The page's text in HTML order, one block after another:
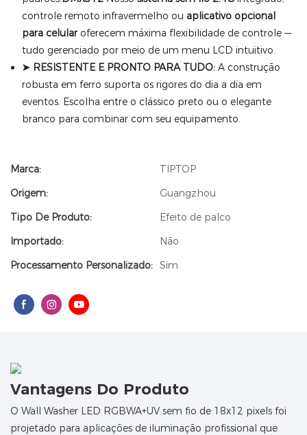
controle remoto infravermelho ou aplicativo opcional
para celularoferecem máxima flexibilidade de controle —
tudo gerenciado por meio de um menu LCD intuitivo.
➤ RESISTENTE E PRONTO PARA TUDO:A construção
robusta em ferro suporta os rigores do dia a dia em
eventos. Escolha entre o clássico preto ou o elegante
branco para combinar com seu equipamento.
Marca:
TIPTOP
Origem:
Guangzhou
Tipo De Produto:
Efeito de palco
Importado:
Não
Processamento Personalizado: Sim
Vantagens Do Produto
O Wall Washer LED RGBWA+UV sem fio de 18x12 pixels foi
projetado para aplicações de iluminação profissional que